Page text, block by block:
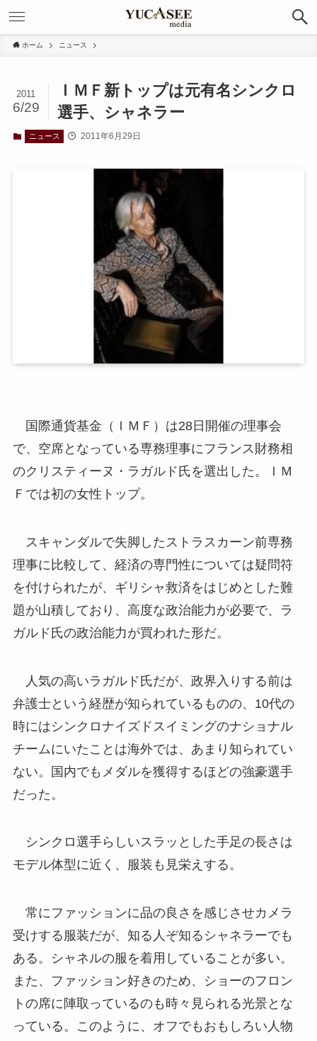
ホーム ニュース
ＩＭＦ新トップは元有名シンクロ
選手、シャネラー
2011
6/29
ニュース 2011年6月29日
国際通貨基金（ＩＭＦ）は28日開催の理事会
で、空席となっている専務理事にフランス財務相
のクリスティーヌ・ラガルド氏を選出した。ＩＭ
Ｆでは初の女性トップ。
スキャンダルで失脚したストラスカーン前専務
理事に比較して、経済の専門性については疑問符
を付けられたが、ギリシャ救済をはじめとした難
題が山積しており、高度な政治能力が必要で、ラ
ガルド氏の政治能力が買われた形だ。
人気の高いラガルド氏だが、政界入りする前は
弁護士という経歴が知られているものの、10代の
時にはシンクロナイズドスイミングのナショナル
チームにいたことは海外では、あまり知られてい
ない。国内でもメダルを獲得するほどの強豪選手
だった。
シンクロ選手らしいスラッとした手足の長さは
モデル体型に近く、服装も見栄えする。
常にファッションに品の良さを感じさせカメラ
受けする服装だが、知る人ぞ知るシャネラーでも
ある。シャネルの服を着用していることが多い。
また、ファッション好きのため、ショーのフロン
トの席に陣取っているのも時々見られる光景とな
っている。このように、オフでもおもしろい人物